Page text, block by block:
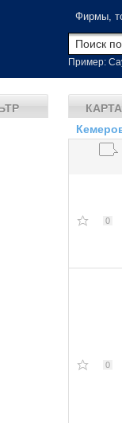
Фирмы,
Пример:
КАРТА
0
0